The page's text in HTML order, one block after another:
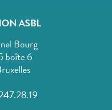
ASBL
Bourg
boîte 6